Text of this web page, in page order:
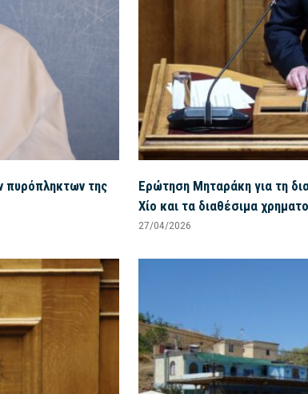
πυρόπληκτων της
Ερώτηση Μηταράκη για τη
Χίο και τα διαθέσιμα
27/04/2026